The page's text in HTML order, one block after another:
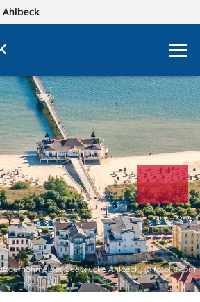
Ahlbeck
der Seebrücke Ahlbeck | © fotolia.com